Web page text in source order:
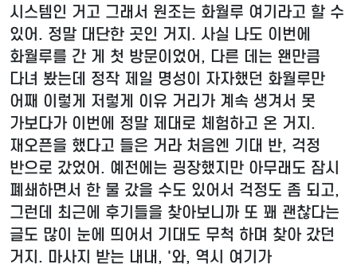
시스템인 거고 그래서 원조는 화월루 여기라고 할 수
있어. 정말 대단한 곳인 거지. 사실 나도 이번에
화월루를 간 게 첫 방문이었어, 다른 데는 왠만큼
다녀 봤는데 정작 제일 명성이 자자했던 화월루만
어째 이렇게 저렇게 이유 거리가 계속 생겨서 못
가보다가 이번에 정말 제대로 체험하고 온 거지.
재오픈을 했다고 들은 거라 처음엔 기대 반, 걱정
반으로 갔었어. 예전에는 굉장했지만 아무래도 잠시
폐쇄하면서 한 물 갔을 수도 있어서 걱정도 좀 되고,
그런데 최근에 후기들을 찾아보니까 또 꽤 괜찮다는
글도 많이 눈에 띄어서 기대도 무척 하며 찾아 갔던
거지. 마사지 받는 내내, '와, 역시 여기가